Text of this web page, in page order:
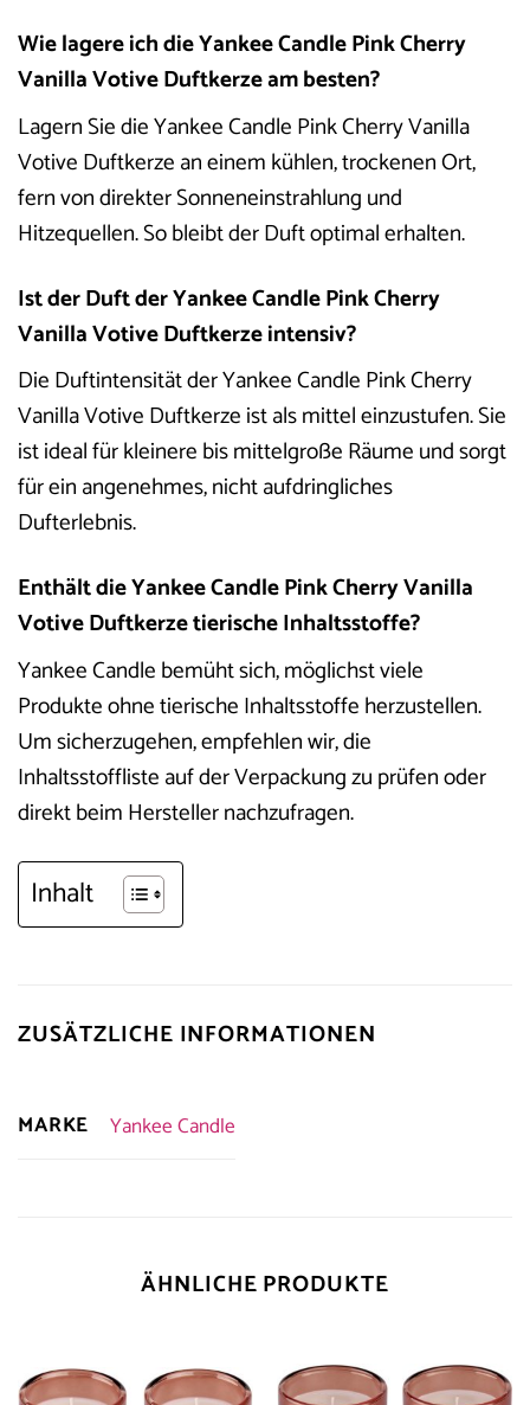
Wie lagere ich die Yankee Candle Pink Cherry
Vanilla Votive Duftkerze am besten?
Lagern Sie die Yankee Candle Pink Cherry Vanilla
Votive Duftkerze an einem kühlen, trockenen Ort,
fern von direkter Sonneneinstrahlung und
Hitzequellen. So bleibt der Duft optimal erhalten.
Ist der Duft der Yankee Candle Pink Cherry
Vanilla Votive Duftkerze intensiv?
Die Duftintensität der Yankee Candle Pink Cherry
Vanilla Votive Duftkerze ist als mittel einzustufen. Sie
ist ideal für kleinere bis mittelgroße Räume und sorgt
für ein angenehmes, nicht aufdringliches
Dufterlebnis.
Enthält die Yankee Candle Pink Cherry Vanilla
Votive Duftkerze tierische Inhaltsstoffe?
Yankee Candle bemüht sich, möglichst viele
Produkte ohne tierische Inhaltsstoffe herzustellen.
Um sicherzugehen, empfehlen wir, die
Inhaltsstoffliste auf der Verpackung zu prüfen oder
direkt beim Hersteller nachzufragen.
Inhalt
ZUSÄTZLICHE INFORMATIONEN
MARKE Yankee Candle
ÄHNLICHE PRODUKTE